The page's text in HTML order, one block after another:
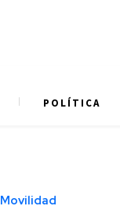
POLÍTICA
Movilidad